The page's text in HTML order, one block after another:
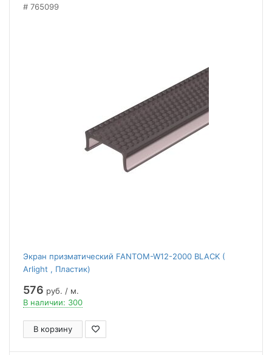
765099
Экран призматический FANTOM-W12-2000 BLACK (
Arlight , Пластик)
576 руб. / м.
В наличии: 300
В корзину